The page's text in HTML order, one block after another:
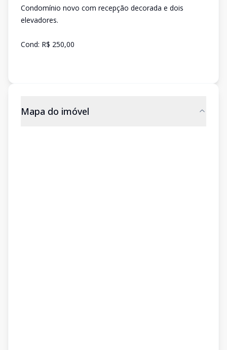
Condomínio novo com recepção decorada e dois
elevadores.
Cond: R$ 250,00
Mapa do imóvel